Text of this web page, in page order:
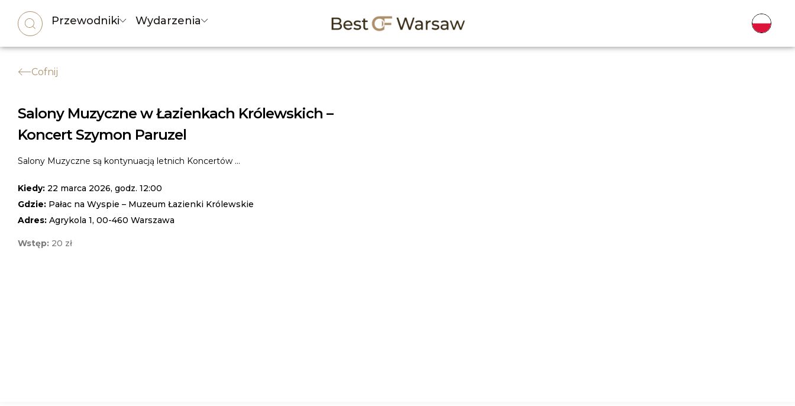
Przewodniki Wydarzenia
Cofnij
Salony Muzyczne w Łazienkach Królewskich –
Koncert Szymon Paruzel
Salony Muzyczne są kontynuacją letnich Koncertów ...
Kiedy: 22 marca 2026, godz. 12:00
Gdzie: Pałac na Wyspie – Muzeum Łazienki Królewskie
Adres: Agrykola 1, 00-460 Warszawa
Wstęp: 20 zł